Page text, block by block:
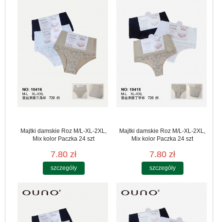
Majtki damskie Roz M/L-XL-2XL,
Mix kolor Paczka 24 szt
7.80 zł
szczegóły
Majtki damskie Roz M/L-XL-2XL,
Mix kolor Paczka 24 szt
7.80 zł
szczegóły